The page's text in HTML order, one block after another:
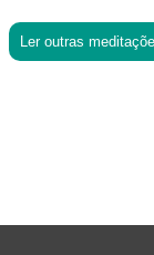
Ler outras